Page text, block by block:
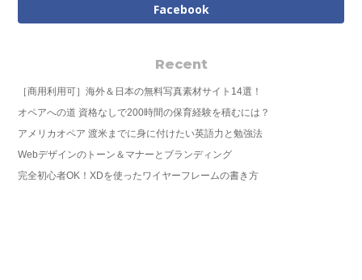
Facebook
Recent
［商用利用可］海外＆日本の無料写真素材サイト14選！
オペアへの道 資格なしで200時間の保育経験を積むには？
アメリカオペア 渡米までに身に付けたい英語力と勉強法
Webデザインのトーン＆マナーとブランディング
完全初心者OK！XDを使ったワイヤーフレームの書き方